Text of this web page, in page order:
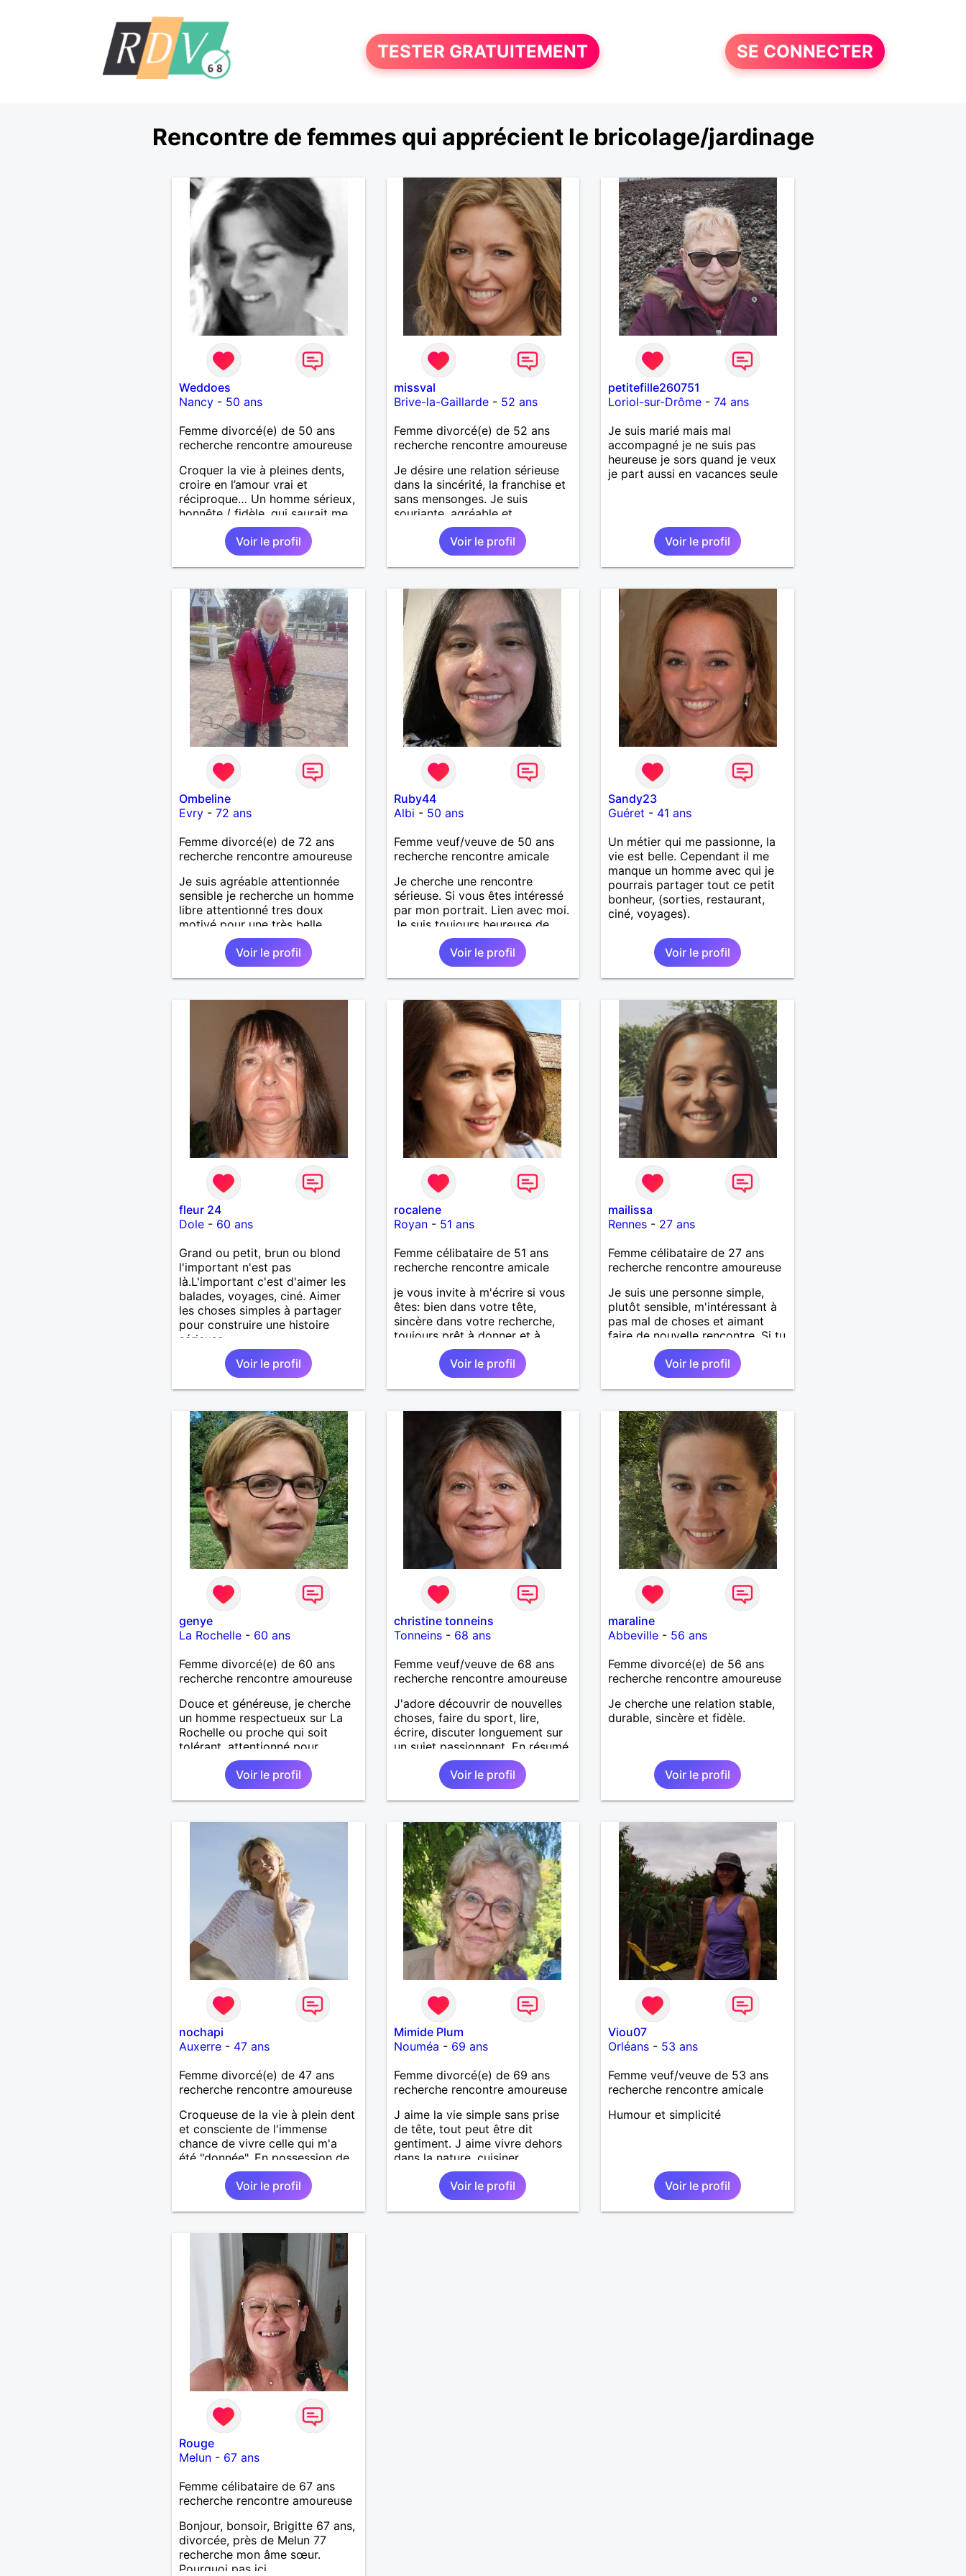
TESTER GRATUITEMENT SE CONNECTER
Rencontre de femmes qui apprécient le bricolage/jardinage
Weddoes
Nancy- 50 ans
Femme divorcé(e) de 50 ans
recherche rencontre amoureuse
Croquer la vie à pleines dents,
croire en l’amour vrai et
réciproque… Un homme sérieux,
honnête / fidèle, qui saurait me
faire rire à nouveau, est le bien
Voir le profil
missval
Brive-la-Gaillarde- 52 ans
Femme divorcé(e) de 52 ans
recherche rencontre amoureuse
Je désire une relation sérieuse
dans la sincérité, la franchise et
sans mensonges. Je suis
souriante, agréable et
respectueuse tout en désirant
passer de bons moments de
complicité avec un homme
voulant aller dans la même
Voir le profil
petitefille260751
Loriol-sur-Drôme -74 ans
Je suis marié mais mal
accompagné je ne suis pas
heureuse je sors quand je veux
je part aussi en vacances seule
Voir le profil
Ombeline
Evry- 72 ans
Femme divorcé(e) de 72 ans
recherche rencontre amoureuse
Je suis agréable attentionnée
sensible je recherche un homme
libre attentionné tres doux
motivé pour une très belle
longue histoire sérieuse et
Voir le profil
Ruby44
Albi - 50 ans
Femme veuf/veuve de 50 ans
recherche rencontre amicale
Je cherche une rencontre
sérieuse. Si vous êtes intéressé
par mon portrait. Lien avec moi.
Je suis toujours heureuse de
vous accueillir.
Voir le profil
Sandy23
Guéret - 41 ans
Un métier qui me passionne, la
vie est belle. Cependant il me
manque un homme avec qui je
pourrais partager tout ce petit
bonheur, (sorties, restaurant,
ciné, voyages).
Voir le profil
fleur 24
Dole- 60 ans
Grand ou petit, brun ou blond
l'important n'est pas
là.L'important c'est d'aimer les
balades, voyages, ciné. Aimer
les choses simples à partager
pour construire une histoire
sérieuse.
Voir le profil
rocalene
Royan- 51 ans
Femme célibataire de 51 ans
recherche rencontre amicale
je vous invite à m'écrire si vous
êtes: bien dans votre tête,
sincère dans votre recherche,
toujours prêt à donner et à
Voir le profil
mailissa
Rennes - 27 ans
Femme célibataire de 27 ans
recherche rencontre amoureuse
Je suis une personne simple,
plutôt sensible, m'intéressant à
pas mal de choses et aimant
faire de nouvelle rencontre. Si tu
cherches juste quelqu'un avec
ses défauts et ses qualités alors
pourquoi ne pas faire
connaissance?
Voir le profil
genye
La Rochelle- 60 ans
Femme divorcé(e) de 60 ans
recherche rencontre amoureuse
Douce et généreuse, je cherche
un homme respectueux sur La
Rochelle ou proche qui soit
tolérant, attentionné pour
profiter de la vie à deux.
Voir le profil
christine tonneins
Tonneins- 68 ans
Femme veuf/veuve de 68 ans
recherche rencontre amoureuse
J'adore découvrir de nouvelles
choses, faire du sport, lire,
écrire, discuter longuement sur
un sujet passionnant. En résumé,
profiter de la vie, tout
simplement!Voir le profil
maraline
Abbeville - 56 ans
Femme divorcé(e) de 56 ans
recherche rencontre amoureuse
Je cherche une relation stable,
durable, sincère et fidèle.
Voir le profil
nochapi
Auxerre- 47 ans
Femme divorcé(e) de 47 ans
recherche rencontre amoureuse
Croqueuse de la vie à plein dent
et consciente de l'immense
chance de vivre celle qui m'a
été "donnée". En possession de
toutes ses facultés mentales et
physiques. Célibataire mais pas
solitaire, je mène une vie bien
remplie. Je ne suis pas sur ce
représentatrice de la Femme
Divorcée Mal dans sa peau. A
Voir le profil
Mimide Plum
Nouméa - 69 ans
Femme divorcé(e) de 69 ans
recherche rencontre amoureuse
J aime la vie simple sans prise
de tête, tout peut être dit
gentiment. J aime vivre dehors
dans la nature, cuisiner,
randonner, camper, voyager,
découvrir, comprendre des
nouveaux trucs techniques et
sur la vie des êtres vivants. J
Voir le profil
Viou07
Orléans - 53 ans
Femme veuf/veuve de 53 ans
recherche rencontre amicale
Humour et simplicité
Voir le profil
Rouge
Melun- 67 ans
Femme célibataire de 67 ans
recherche rencontre amoureuse
Bonjour, bonsoir, Brigitte 67 ans,
divorcée, près de Melun 77
recherche mon âme sœur.
Pourquoi pas ici.